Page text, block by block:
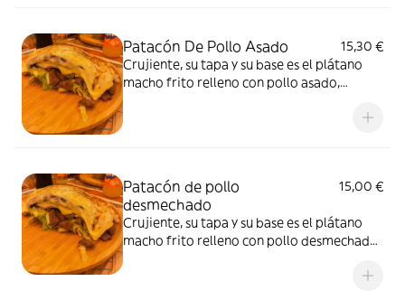
Patacón De Pollo Asado
15,30 €
Crujiente, su tapa y su base es el plátano
macho frito relleno con pollo asado,
Patacón de pollo
desmechado
15,00 €
Crujiente, su tapa y su base es el plátano
macho frito relleno con pollo desmechado,